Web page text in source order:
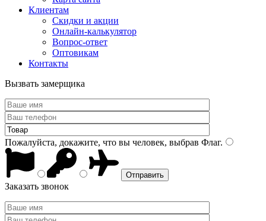
Клиентам
Скидки и акции
Онлайн-калькулятор
Вопрос-ответ
Оптовикам
Контакты
Вызвать замерщика
Пожалуйста, докажите, что вы человек, выбрав Флаг.
Заказать звонок